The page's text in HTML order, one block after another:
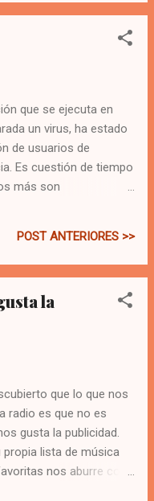
que se ejecuta en
un virus, ha estado
de usuarios de
Es cuestión de tiempo
más son
una de las
le dió acceso le robó
Zynga Pocker se
En los últimos días
pidiéndole a los
terceros. ¿Es Facebook
nada seguro, o al
ahora cotiza en la
cual debe preocuparse
El peligro es tu
POST ANTERIORES >>
la
que lo que nos
radio es que no es
gusta la publicidad.
lista de música
nos aburre con